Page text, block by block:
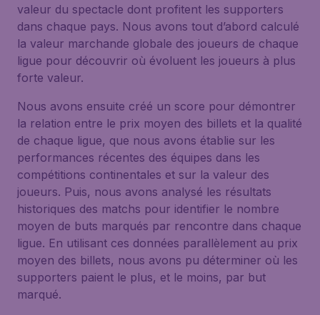
valeur du spectacle dont profitent les supporters
dans chaque pays. Nous avons tout d’abord calculé
la valeur marchande globale des joueurs de chaque
ligue pour découvrir où évoluent les joueurs à plus
forte valeur.
Nous avons ensuite créé un score pour démontrer
la relation entre le prix moyen des billets et la qualité
de chaque ligue, que nous avons établie sur les
performances récentes des équipes dans les
compétitions continentales et sur la valeur des
joueurs. Puis, nous avons analysé les résultats
historiques des matchs pour identifier le nombre
moyen de buts marqués par rencontre dans chaque
ligue. En utilisant ces données parallèlement au prix
moyen des billets, nous avons pu déterminer où les
supporters paient le plus, et le moins, par but
marqué.